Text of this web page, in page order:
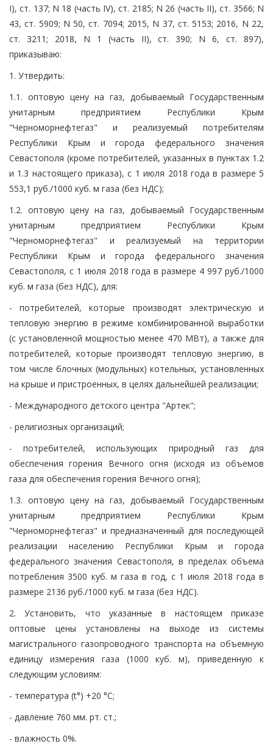
I), ст. 137; N 18 (часть IV), ст. 2185; N 26 (часть II), ст. 3566; N
43, ст. 5909; N 50, ст. 7094; 2015, N 37, ст. 5153; 2016, N 22,
ст. 3211; 2018, N 1 (часть II), ст. 390; N 6, ст. 897),
приказываю:
1. Утвердить:
1.1. оптовую цену на газ, добываемый Государственным
унитарным предприятием Республики Крым
"Черноморнефтегаз" и реализуемый потребителям
Республики Крым и города федерального значения
Севастополя (кроме потребителей, указанных в пунктах 1.2
и 1.3 настоящего приказа), с 1 июля 2018 года в размере 5
553,1 руб./1000 куб. м газа (без НДС);
1.2. оптовую цену на газ, добываемый Государственным
унитарным предприятием Республики Крым
"Черноморнефтегаз" и реализуемый на территории
Республики Крым и города федерального значения
Севастополя, с 1 июля 2018 года в размере 4 997 руб./1000
куб. м газа (без НДС), для:
- потребителей, которые производят электрическую и
тепловую энергию в режиме комбинированной выработки
(с установленной мощностью менее 470 МВт), а также для
потребителей, которые производят тепловую энергию, в
том числе блочных (модульных) котельных, установленных
на крыше и пристроенных, в целях дальнейшей реализации;
- Международного детского центра "Артек";
- религиозных организаций;
- потребителей, использующих природный газ для
обеспечения горения Вечного огня (исходя из объемов
газа для обеспечения горения Вечного огня);
1.3. оптовую цену на газ, добываемый Государственным
унитарным предприятием Республики Крым
"Черноморнефтегаз" и предназначенный для последующей
реализации населению Республики Крым и города
федерального значения Севастополя, в пределах объема
потребления 3500 куб. м газа в год, с 1 июля 2018 года в
размере 2136 руб./1000 куб. м газа (без НДС).
2. Установить, что указанные в настоящем приказе
оптовые цены установлены на выходе из системы
магистрального газопроводного транспорта на объемную
единицу измерения газа (1000 куб. м), приведенную к
следующим условиям:
- температура (t°) +20 °C;
- давление 760 мм. рт. ст.;
- влажность 0%.